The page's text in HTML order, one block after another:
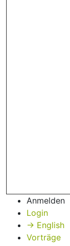
Anmelden
Login
→ English
Vorträge